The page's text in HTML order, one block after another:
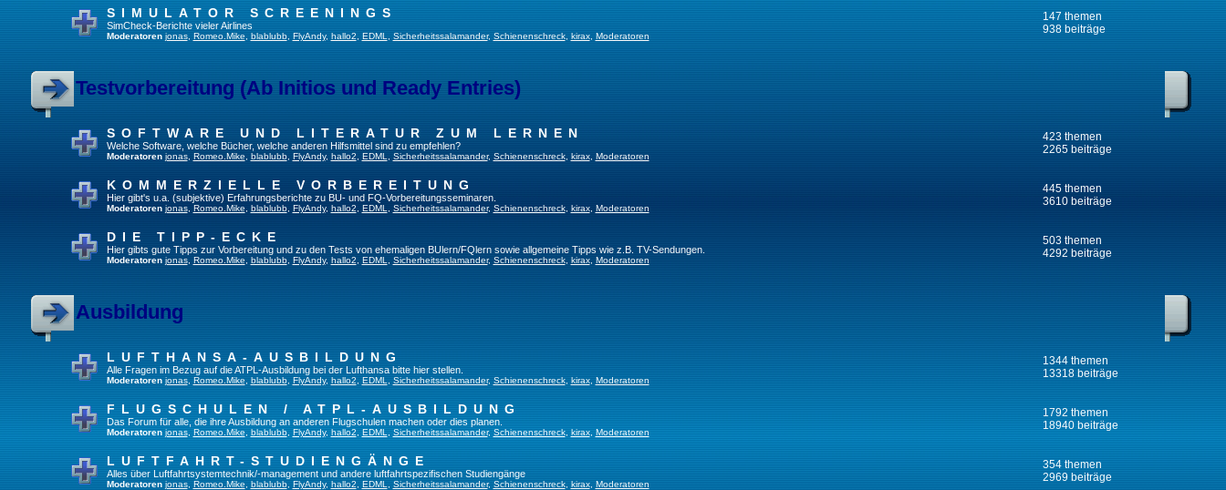
SIMULATOR SCREENINGS
SimCheck-Berichte vieler Airlines
Moderatoren jonas, Romeo.Mike, blablubb, FlyAndy, hallo2 EDML Sicherheitssalamander, Schienenschreck, kirax, Moderatoren
147 themen
938 beiträge
Testvorbereitung (Ab Initios und Ready Entries)
SOFTWARE UND LITERATUR ZUM LERNEN
Welche Software, welche Bücher, welche anderen Hilfsmittel sind zu empfehlen?
Moderatoren jonas, Romeo.Mike blablubb, FlyAndy, hallo2 EDML Sicherheitssalamander, Schienenschreck, kirax, Moderatoren
423 themen
2265 beiträge
KOMMERZIELLE VORBEREITUNG
Hier gibt's u.a. (subjektive) Erfahrungsberichte zu BU- und FQ-Vorbereitungsseminaren.
Moderatoren jonas, Romeo.Mike blablubb, FlyAndy, hallo2 EDML Sicherheitssalamander, Schienenschreck, kirax, Moderatoren
445 themen
3610 beiträge
DIE TIPP-ECKE
Hier gibts gute Tipps zur Vorbereitung und zu den Tests von ehemaligen BUlern/FQlern sowie allgemeine Tipps wie z.B. TV-Sendungen.
Moderatoren jonas, Romeo.Mike blablubb, FlyAndy, hallo2 EDML Sicherheitssalamander, Schienenschreck, kirax, Moderatoren
503 themen
4292 beiträge
Ausbildung
LUFTHANSA-AUSBILDUNG
Alle Fragen im Bezug auf die ATPL-Ausbildung bei der Lufthansa bitte hier stellen.
Moderatoren jonas, Romeo.Mike, blablubb, FlyAndy, hallo2 EDML Sicherheitssalamander, Schienenschreck, kirax, Moderatoren
1344 themen
13318 beiträge
FLUGSCHULEN / ATPL-AUSBILDUNG
Das Forum für alle, die ihre Ausbildung an anderen Flugschulen machen oder dies planen.
Moderatoren jonas, Romeo.Mike blablubb, FlyAndy, hallo2 EDML Sicherheitssalamander, Schienenschreck, kirax, Moderatoren
1792 themen
18940 beiträge
LUFTFAHRT-STUDIENGÄNGE
Alles über Luftfahrtsystemtechnik/-management und andere luftfahrtspezifischen Studiengänge
Moderatoren jonas, Romeo.Mike, blablubb, FlyAndy, hallo2 EDML Sicherheitssalamander, Schienenschreck, kirax, Moderatoren
354 themen
2969 beiträge